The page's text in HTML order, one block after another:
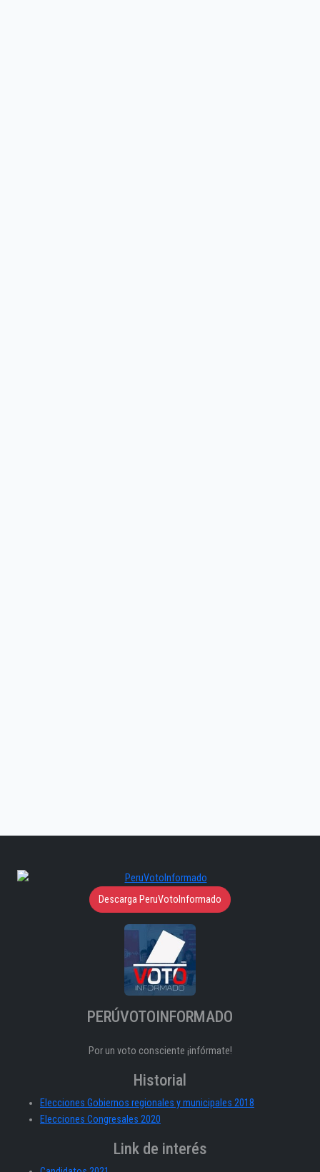
Descarga PeruVotoInformado
PERÚVOTOINFORMADO
Por un voto consciente ¡infórmate!
Historial
Elecciones Gobiernos regionales y municipales 2018
Elecciones Congresales 2020
Link de interés